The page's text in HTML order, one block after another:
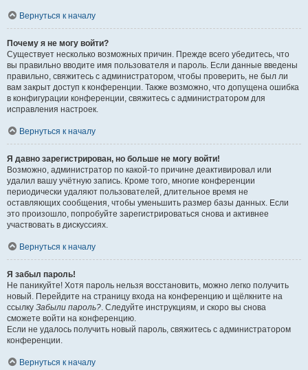
Вернуться к началу
Почему я не могу войти?
Существует несколько возможных причин. Прежде всего убедитесь, что
вы правильно вводите имя пользователя и пароль. Если данные введены
правильно, свяжитесь с администратором, чтобы проверить, не был ли
вам закрыт доступ к конференции. Также возможно, что допущена ошибка
в конфигурации конференции, свяжитесь с администратором для
исправления настроек.
Вернуться к началу
Я давно зарегистрирован, но больше не могу войти!
Возможно, администратор по какой-то причине деактивировал или
удалил вашу учётную запись. Кроме того, многие конференции
периодически удаляют пользователей, длительное время не
оставляющих сообщения, чтобы уменьшить размер базы данных. Если
это произошло, попробуйте зарегистрироваться снова и активнее
участвовать в дискуссиях.
Вернуться к началу
Я забыл пароль!
Не паникуйте! Хотя пароль нельзя восстановить, можно легко получить
новый. Перейдите на страницу входа на конференцию и щёлкните на
ссылку Забыли пароль?. Следуйте инструкциям, и скоро вы снова
сможете войти на конференцию.
Если не удалось получить новый пароль, свяжитесь с администратором
конференции.
Вернуться к началу